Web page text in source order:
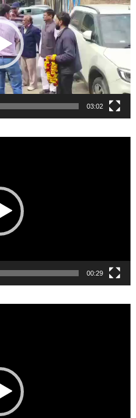
03:02
00:29